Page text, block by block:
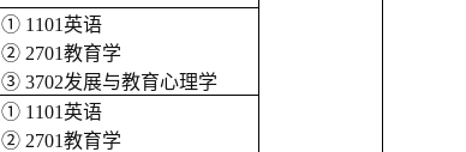
① 1101英语
② 2701教育学
③ 3702发展与教育心理学
① 1101英语
② 2701教育学